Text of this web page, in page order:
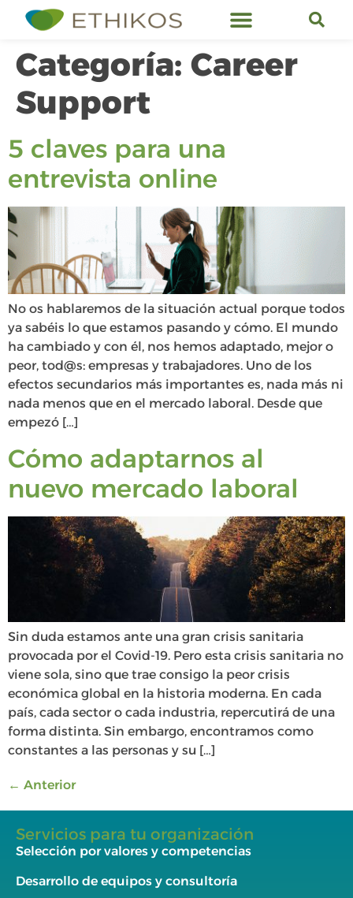
Categoría: Career
Support
5 claves para una
entrevista online
No os hablaremos de la situación actual porque todos
ya sabéis lo que estamos pasando y cómo. El mundo
ha cambiado y con él, nos hemos adaptado, mejor o
peor, tod@s: empresas y trabajadores. Uno de los
efectos secundarios más importantes es, nada más ni
nada menos que en el mercado laboral. Desde que
empezó […]
Cómo adaptarnos al
nuevo mercado laboral
Sin duda estamos ante una gran crisis sanitaria
provocada por el Covid-19. Pero esta crisis sanitaria no
viene sola, sino que trae consigo la peor crisis
económica global en la historia moderna. En cada
país, cada sector o cada industria, repercutirá de una
forma distinta. Sin embargo, encontramos como
constantes a las personas y su […]
← Anterior
Servicios para tu organización
Selección por valores y competencias
Desarrollo de equipos y consultoría